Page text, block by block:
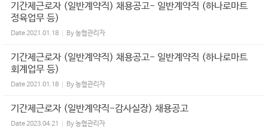
기간제근로자 (일반계약직) 채용공고- 일반계약직 (하나로마트
정육업무 등)
Date2021.01.18 By농협관리자
기간제근로자 (일반계약직) 채용공고- 일반계약직 (하나로마트
회계업무 등)
Date2021.01.18 By농협관리자
기간제근로자 (일반계약직-감사실장) 채용공고
Date2023.04.21 By농협관리자